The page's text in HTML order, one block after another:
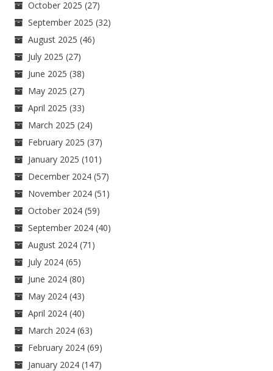
October 2025 (27)
September 2025 (32)
August 2025 (46)
July 2025 (27)
June 2025 (38)
May 2025 (27)
April 2025 (33)
March 2025 (24)
February 2025 (37)
January 2025 (101)
December 2024 (57)
November 2024 (51)
October 2024 (59)
September 2024 (40)
August 2024 (71)
July 2024 (65)
June 2024 (80)
May 2024 (43)
April 2024 (40)
March 2024 (63)
February 2024 (69)
January 2024 (147)